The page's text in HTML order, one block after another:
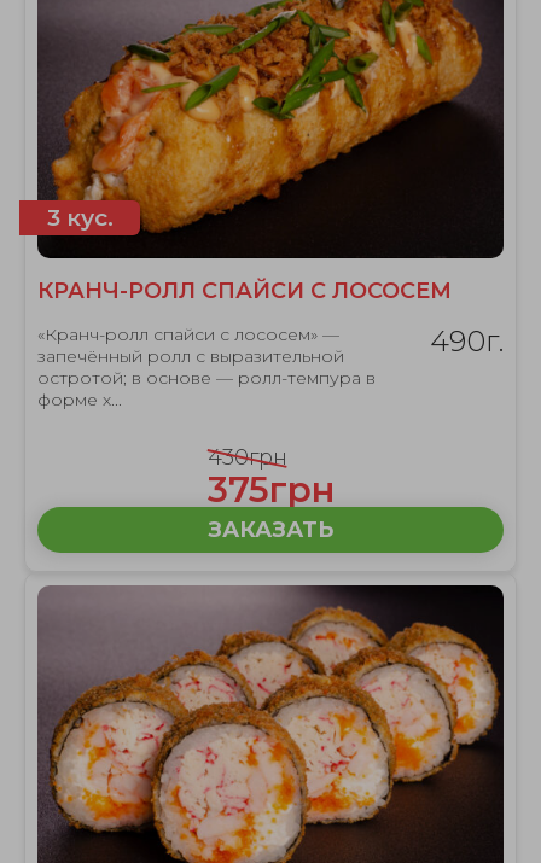
3 кус.
КРАНЧ-РОЛЛ СПАЙСИ С ЛОСОСЕМ
«Кранч-ролл спайси с лососем» —
запечённый ролл с выразительной
остротой; в основе — ролл-темпура в
форме х...
490г.
430грн
375грн
ЗАКАЗАТЬ